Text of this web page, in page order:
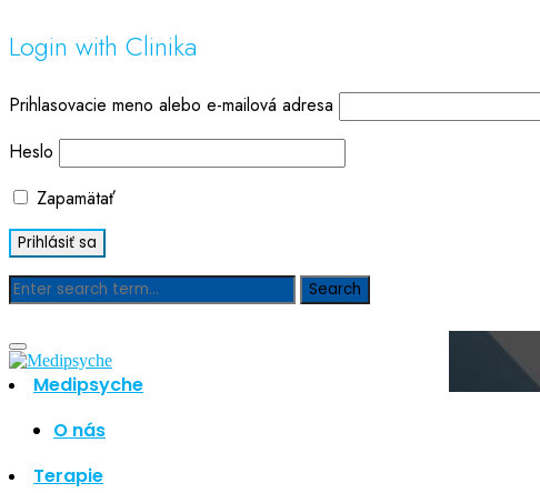
Login with Clinika
Prihlasovacie meno alebo e-mailová adresa
Heslo
Zapamätať
Medipsyche
O nás
Terapie
Blog
Hľadať